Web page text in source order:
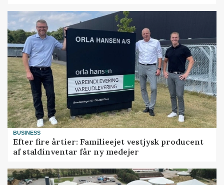
BUSINESS
Efter fire årtier: Familieejet vestjysk producent
af staldinventar får ny medejer